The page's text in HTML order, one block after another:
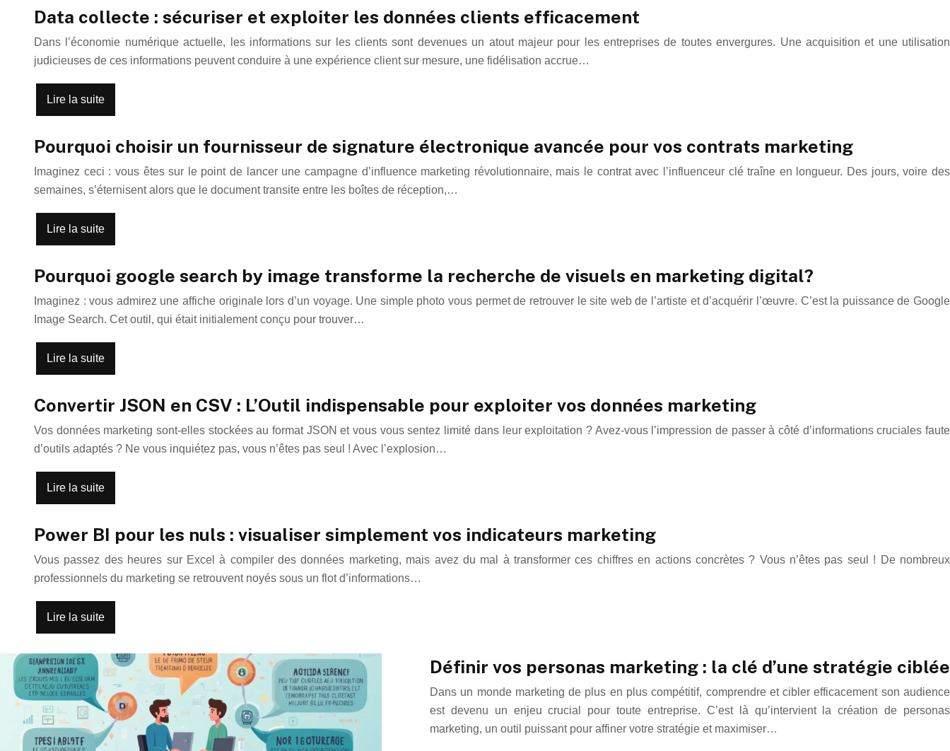
Data collecte : sécuriser et exploiter les données clients efficacement
Dans l’économie numérique actuelle, les informations sur les clients sont devenues un atout majeur pour les entreprises de toutes envergures. Une acquisition et une utilisation
judicieuses de ces informations peuvent conduire à une expérience client sur mesure, une fidélisation accrue…
Lire la suite
Pourquoi choisir un fournisseur de signature électronique avancée pour vos contrats marketing
Imaginez ceci : vous êtes sur le point de lancer une campagne d’influence marketing révolutionnaire, mais le contrat avec l’influenceur clé traîne en longueur. Des jours, voire des
semaines, s’éternisent alors que le document transite entre les boîtes de réception,…
Lire la suite
Pourquoi google search by image transforme la recherche de visuels en marketing digital?
Imaginez : vous admirez une affiche originale lors d’un voyage. Une simple photo vous permet de retrouver le site web de l’artiste et d’acquérir l’œuvre. C’est la puissance de Google
Image Search. Cet outil, qui était initialement conçu pour trouver…
Lire la suite
Convertir JSON en CSV : L’Outil indispensable pour exploiter vos données marketing
Vos données marketing sont-elles stockées au format JSON et vous vous sentez limité dans leur exploitation ? Avez-vous l’impression de passer à côté d’informations cruciales faute
d’outils adaptés ? Ne vous inquiétez pas, vous n’êtes pas seul ! Avec l’explosion…
Lire la suite
Power BI pour les nuls : visualiser simplement vos indicateurs marketing
Vous passez des heures sur Excel à compiler des données marketing, mais avez du mal à transformer ces chiffres en actions concrètes ? Vous n’êtes pas seul ! De nombreux
professionnels du marketing se retrouvent noyés sous un flot d’informations…
Lire la suite
Définir vos personas marketing : la clé d’une stratégie ciblée
Dans un monde marketing de plus en plus compétitif, comprendre et cibler efficacement son audience
est devenu un enjeu crucial pour toute entreprise. C’est là qu’intervient la création de personas
marketing, un outil puissant pour affiner votre stratégie et maximiser…